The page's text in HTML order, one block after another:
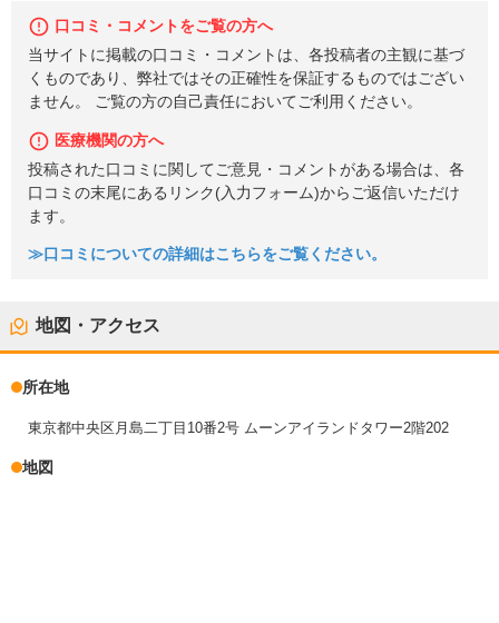
口コミ・コメントをご覧の方へ
当サイトに掲載の口コミ・コメントは、各投稿者の主観に基づ
くものであり、弊社ではその正確性を保証するものではござい
ません。 ご覧の方の自己責任においてご利用ください。
医療機関の方へ
投稿された口コミに関してご意見・コメントがある場合は、各
口コミの末尾にあるリンク(入力フォーム)からご返信いただけ
ます。
≫口コミについての詳細はこちらをご覧ください。
地図・アクセス
所在地
東京都中央区月島二丁目10番2号 ムーンアイランドタワー2階202
地図